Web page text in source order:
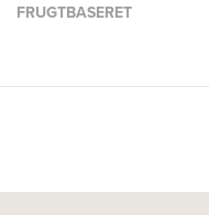
FRUGTBASERET